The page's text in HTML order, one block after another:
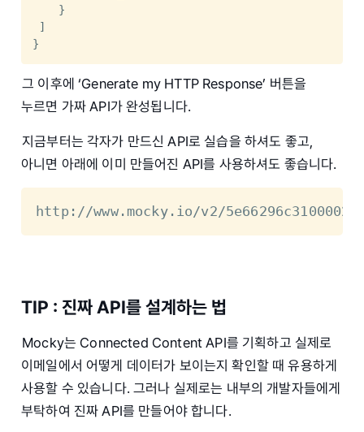
}
]
}
그 이후에 ‘Generate my HTTP Response’ 버튼을
누르면 가짜 API가 완성됩니다.
지금부터는 각자가 만드신 API로 실습을 하셔도 좋고,
아니면 아래에 이미 만들어진 API를 사용하셔도 좋습니다.
http://www.mocky.io/v2/
TIP : 진짜 API를 설계하는 법
Mocky는 Connected Content API를 기획하고 실제로
이메일에서 어떻게 데이터가 보이는지 확인할 때 유용하게
사용할 수 있습니다. 그러나 실제로는 내부의 개발자들에게
부탁하여 진짜 API를 만들어야 합니다.